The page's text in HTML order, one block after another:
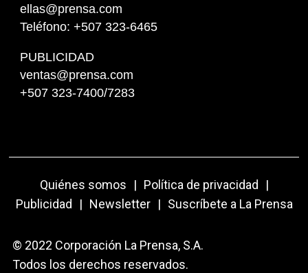
ellas@prensa.com
Teléfono: +507 323-6465
PUBLICIDAD
ventas@prensa.com
+507 323-7400/7283
Quiénes somos | Política de privacidad
|
Publicidad
| Newsletter | Suscríbete a La Prensa
© 2022 Corporación La Prensa, S.A.
Todos los derechos reservados.